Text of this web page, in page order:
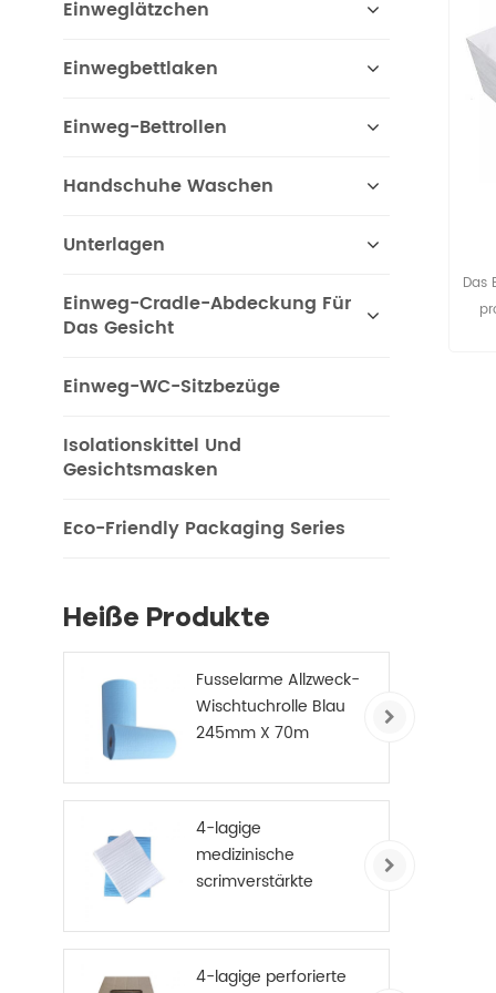
Das
Einweglätzchen
Einwegbettlaken
Einweg-Bettrollen
Handschuhe Waschen
Unterlagen
Einweg-Cradle-Abdeckung Für
Das Gesicht
Einweg-WC-Sitzbezüge
Isolationskittel Und
Gesichtsmasken
Eco-Friendly Packaging Series
Heiße Produkte
Fusselarme Allzweck-
Wischtuchrolle Blau
245mm X 70m
4-lagige
medizinische
scrimverstärkte
Papierhandtücher
4-lagige perforierte